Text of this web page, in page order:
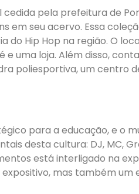
pela prefeitura de
em seu acervo. Essa
do Hip Hop na região. O
e uma loja. Além disso,
poliesportiva, um centro
para a educação, e o
desta cultura: DJ, MC,
está interligado na
mas também um